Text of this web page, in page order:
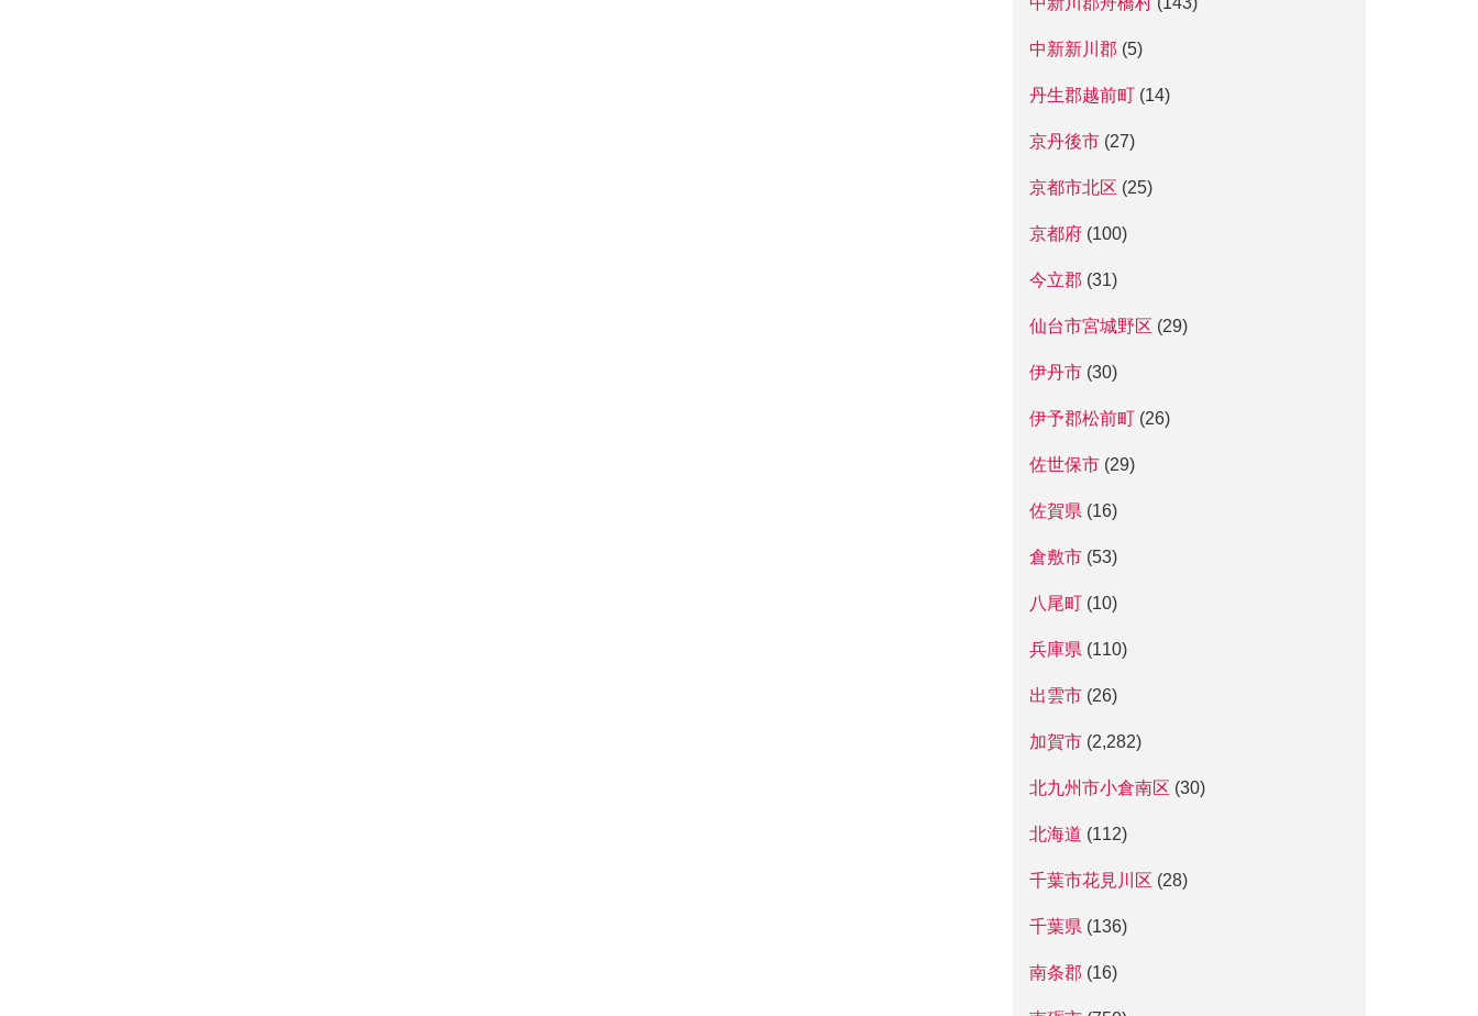
中新新川郡 (5)
丹生郡越前町(14)
京丹後市(27)
京都市北区 (25)
京都府(100)
今立郡 (31)
仙台市宮城野区 (29)
伊丹市(30)
伊予郡松前町(26)
佐世保市(29)
佐賀県 (16)
倉敷市(53)
八尾町(10)
兵庫県 (110)
出雲市(26)
加賀市(2,282)
北九州市小倉南区 (30)
北海道 (112)
千葉市花見川区 (28)
千葉県 (136)
南条郡 (16)